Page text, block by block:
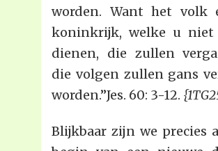
worden. Want het volk
koninkrijk, welke u niet
dienen, die zullen
die volgen zullen gans
worden.”Jes. 60: 3-12.
Blijkbaar zijn we precies